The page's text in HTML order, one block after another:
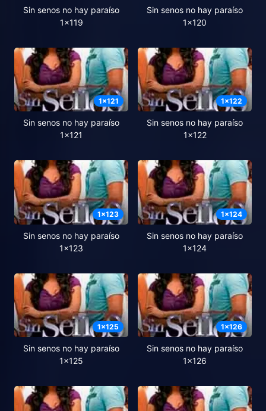
Sin senos no hay paraíso
1x119
Sin senos no hay paraíso
1x120
1x121
Sin senos no hay paraíso
1x121
1x122
Sin senos no hay paraíso
1x122
1x123
Sin senos no hay paraíso
1x123
1x124
Sin senos no hay paraíso
1x124
1x125
Sin senos no hay paraíso
1x125
1x126
Sin senos no hay paraíso
1x126